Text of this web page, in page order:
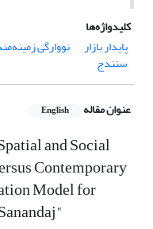
کلیدواژه‌ها
پایدار بازار
نووارگی
سنندج
عنوان مقاله English
and Social
Contemporary
Model for